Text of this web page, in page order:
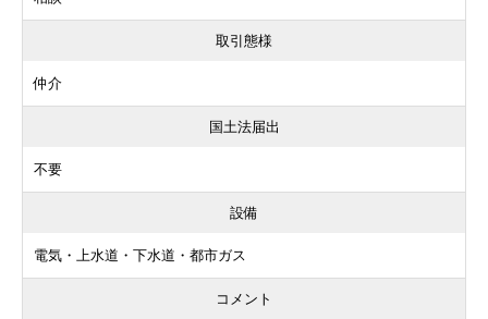
取引態様
仲介
国土法届出
不要
設備
電気・上水道・下水道・都市ガス
コメント